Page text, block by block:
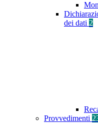
dei dati 2
Provvedimenti